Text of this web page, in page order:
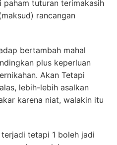
tuturan terimakasih
rancangan
bertambah mahal
plus keperluan
Akan Tetapi
lebih-lebih asalkan
karena niat, walakin itu
tetapi 1 boleh jadi